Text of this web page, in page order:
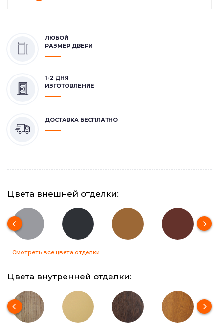
ЛЮБОЙ
РАЗМЕР ДВЕРИ
1-2 ДНЯ
ИЗГОТОВЛЕНИЕ
ДОСТАВКА БЕСПЛАТНО
Цвета внешней отделки:
Смотреть все цвета отделки
Цвета внутренней отделки: